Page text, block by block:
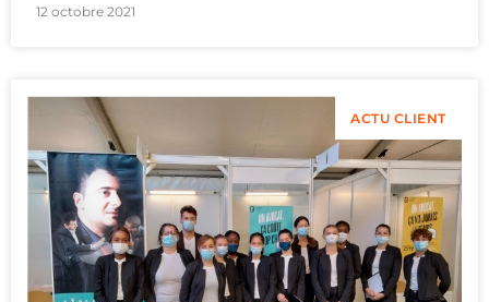
12 octobre 2021
ACTU CLIENT